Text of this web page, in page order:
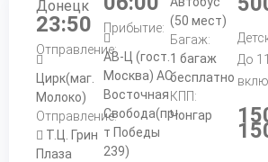
Донецк
23:50
Отправление:
Цирк(маг.
Молоко)
Отправление:
Т.Ц. Грин
Плаза
Прибытие:
АВ-Ц (гост.
Москва) АС
Восточная
Свобода(пр-
т Победы
239)
(50 мест)
Багаж:
1 багаж
бесплатно
КПП:
Чонгар
До